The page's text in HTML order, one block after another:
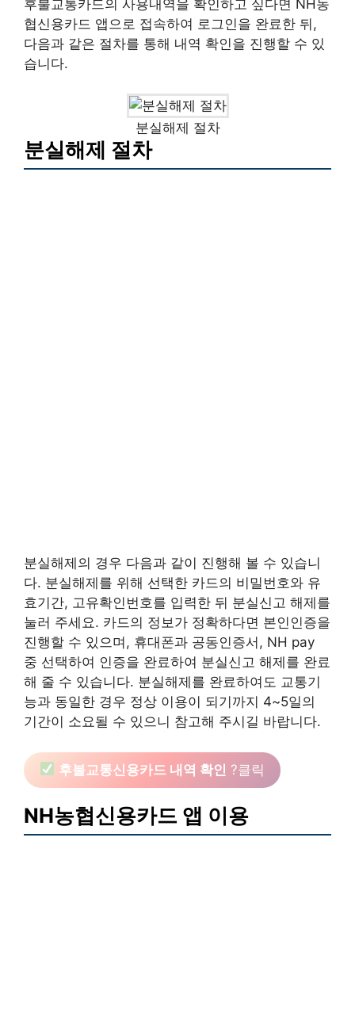
후불교통카드의 사용내역을 확인하고 싶다면 NH농
협신용카드 앱으로 접속하여 로그인을 완료한 뒤,
다음과 같은 절차를 통해 내역 확인을 진행할 수 있
습니다.
분실해제 절차
분실해제 절차
분실해제의 경우 다음과 같이 진행해 볼 수 있습니
다. 분실해제를 위해 선택한 카드의 비밀번호와 유
효기간, 고유확인번호를 입력한 뒤 분실신고 해제를
눌러 주세요. 카드의 정보가 정확하다면 본인인증을
진행할 수 있으며, 휴대폰과 공동인증서, NH pay
중 선택하여 인증을 완료하여 분실신고 해제를 완료
해 줄 수 있습니다. 분실해제를 완료하여도 교통기
능과 동일한 경우 정상 이용이 되기까지 4~5일의
기간이 소요될 수 있으니 참고해 주시길 바랍니다.
후불교통신용카드 내역 확인 ?클릭
NH농협신용카드 앱 이용